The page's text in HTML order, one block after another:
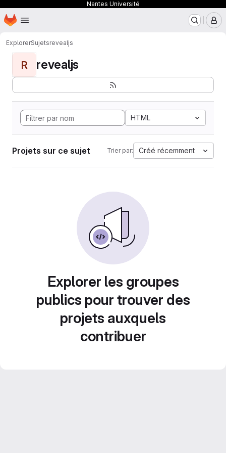
Nantes Université
Passer au contenu principal
Page d'accueil
ExplorerSujetsrevealjs
R revealjs
HTML
Projets sur ce sujet Trier par: Créé récemment
Explorer les groupes
publics pour trouver des
projets auxquels
contribuer